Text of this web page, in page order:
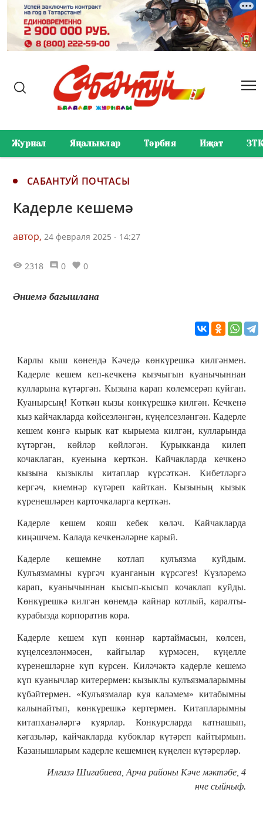
Журнал Яңалыклар Тәрбия Иҗат ЗТК
САБАНТУЙ ПОЧТАСЫ
Кадерле кешемә
автор, 24 февраля 2025 - 14:27
2318 0 0
Әниемә багышлана
Карлы кыш көнендә Кәчедә көнкүрешкә килгәнмен.
Кадерле кешем кеп-кечкенә кызчыгын куанычыннан
кулларына күтәргән. Кызына карап көлемсерәп куйган.
Куанырсың! Көткән кызы көнкүрешкә килгән. Кечкенә
кыз кайчакларда көйсезләнгән, күңелсезләнгән. Кадерле
кешем көнгә кырык кат кырыема килгән, кулларында
күтәргән, көйләр көйләгән. Курыкканда килеп
кочаклаган, куенына керткән. Кайчакларда кечкенә
кызына кызыклы китаплар күрсәткән. Кибетләргә
кергәч, киемнәр күтәреп кайткан. Кызының кызык
күренешләрен карточкаларга керткән.
Кадерле кешем кояш кебек көләч. Кайчакларда
киңәшчем. Калада кечкенәләрне карый.
Кадерле кешемне котлап кулъязма куйдым.
Кулъязмамны күргәч куанганын күрсәгез! Күзләремә
карап, куанычыннан кысып-кысып кочаклап куйды.
Көнкүрешкә килгән көнемдә кайнар котлый, каралты-
курабызда корпоратив кора.
Кадерле кешем күп көннәр картаймасын, көлсен,
күңелсезләнмәсен, кайгылар күрмәсен, күңелле
күренешләрне күп күрсен. Киләчәктә кадерле кешемә
күп куанычлар китерермен: кызыклы кулъязмаларымны
күбәйтермен. «Кулъязмалар куя каләмем» китабымны
калынайтып, көнкүрешкә кертермен. Китапларымны
китапханәләргә куярлар. Конкурсларда катнашып,
кәгазьләр, кайчакларда кубоклар күтәреп кайтырмын.
Казанышларым кадерле кешемнең күңелен күтәрерләр.
Илгизә Шигабиева, Арча районы Кәче мәктәбе, 4
нче сыйныф.